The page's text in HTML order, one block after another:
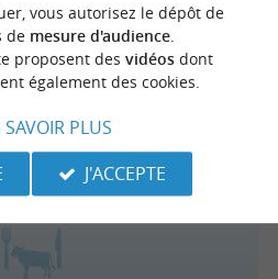
DE LAUBESSE
vous autorisez le dépôt de
de mesure d'audience.
proposent des vidéosdont
également des cookies.
SAVOIR PLUS
J'ACCEPTE